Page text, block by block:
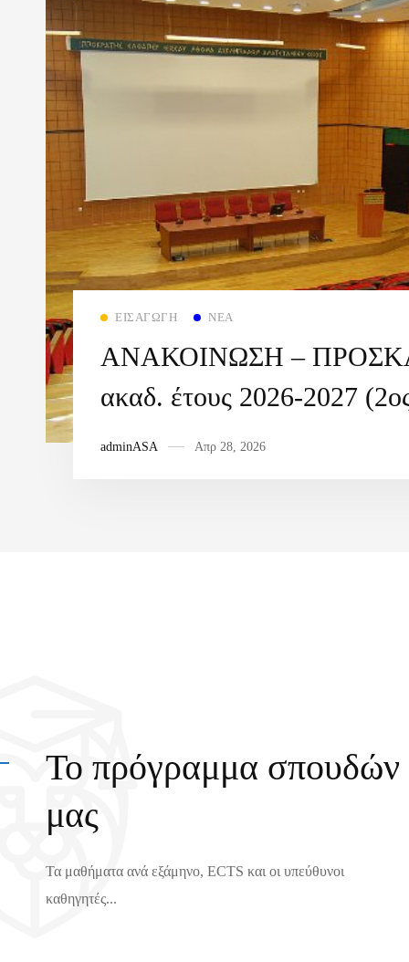
ΕΙΣΑΓΩΓΉ ΝΈΑ
ΑΝΑΚΟΙΝΩΣΗ –
ακαδ. έτους 2026-2027
adminASA Απρ 28, 2026
Το πρόγραμμα σπουδών
μας
Τα μαθήματα ανά εξάμηνο, ECTS και οι υπεύθυνοι
καθηγητές...